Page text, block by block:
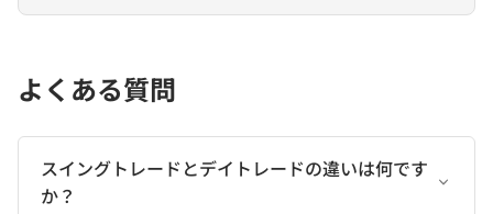
よくある質問
スイングトレードとデイトレードの違いは何です
か？